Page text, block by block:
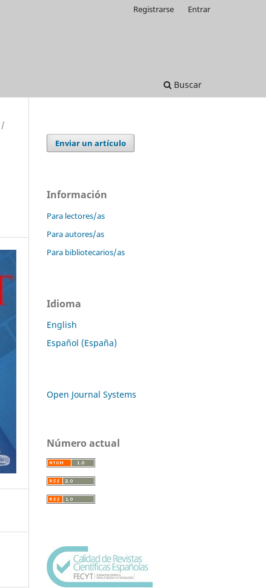
Buscar
Registrarse Entrar
/
Enviar un artículo
Información
Para lectores/as
Para autores/as
Para bibliotecarios/as
Idioma
English
Español (España)
Open Journal Systems
Número actual